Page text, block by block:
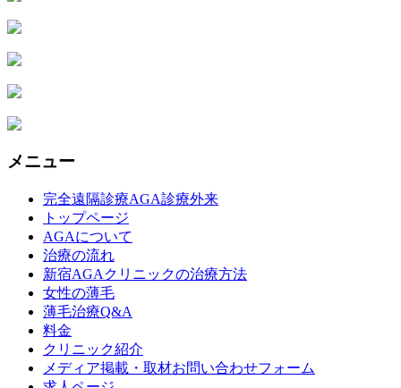
メニュー
完全遠隔診療AGA診療外来
トップページ
AGAについて
治療の流れ
新宿AGAクリニックの治療方法
女性の薄毛
薄毛治療Q&A
料金
クリニック紹介
メディア掲載・取材お問い合わせフォーム